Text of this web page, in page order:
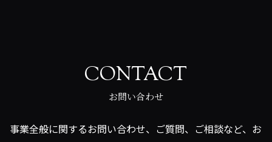
CONTACT
お問い合わせ
事業全般に関するお問い合わせ、ご質問、ご相談など、お